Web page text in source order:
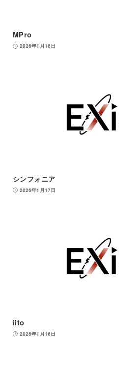
MPro
2026年1月16日
シンフォニア
2026年1月17日
iito
2026年1月16日